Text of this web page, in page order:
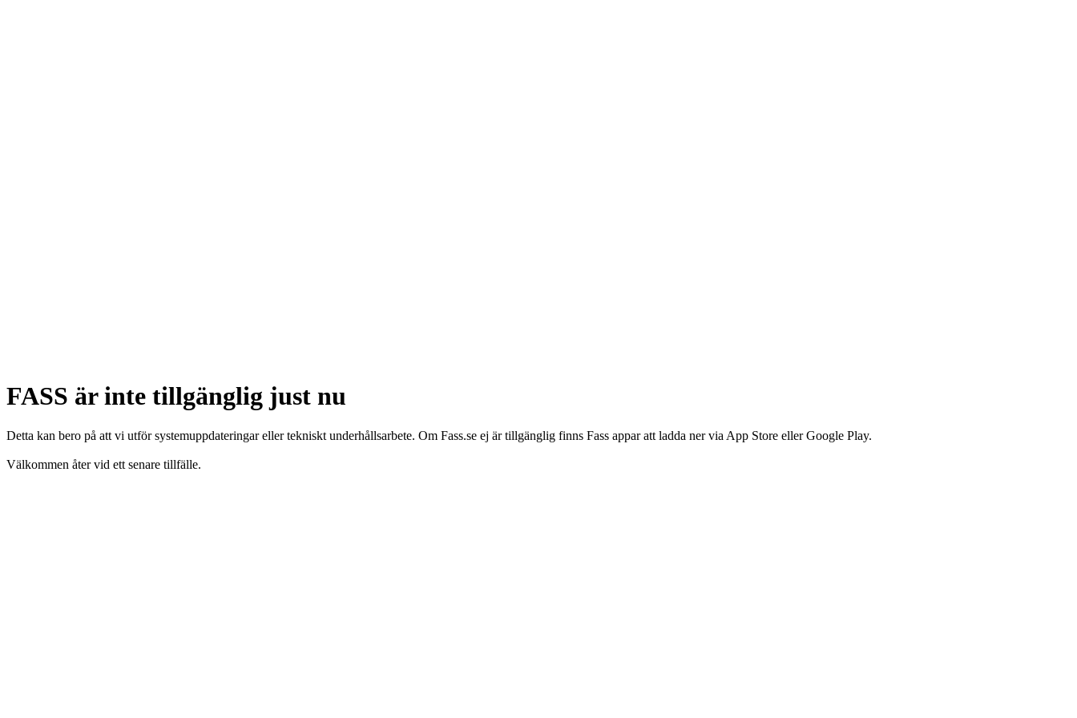
FASS är inte tillgänglig just nu
Detta kan bero på att vi utför systemuppdateringar eller tekniskt underhållsarbete. Om Fass.se ej är tillgänglig finns Fass appar att ladda ner via App Store eller Google Play.
Välkommen åter vid ett senare tillfälle.